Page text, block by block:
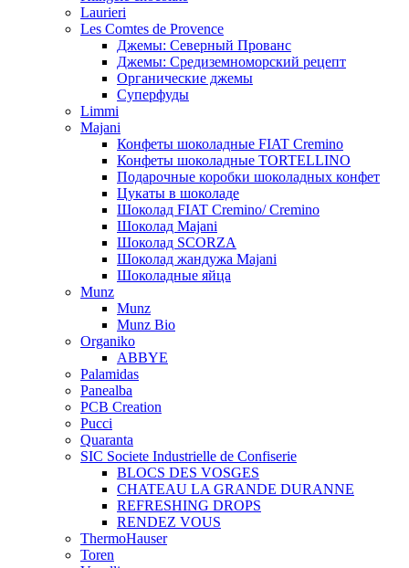
Laurieri
Les Comtes de Provence
Джемы: Северный Прованс
Джемы: Средиземноморский рецепт
Органические джемы
Суперфуды
Limmi
Majani
Конфеты шоколадные FIAT Cremino
Конфеты шоколадные TORTELLINO
Подарочные коробки шоколадных конфет
Цукаты в шоколаде
Шоколад FIAT Cremino/ Cremino
Шоколад Majani
Шоколад SCORZA
Шоколад жандужа Majani
Шоколадные яйца
Munz
Munz
Munz Bio
Organiko
ABBYE
Palamidas
Panealba
PCB Creation
Pucci
Quaranta
SIC Societe Industrielle de Confiserie
BLOCS DES VOSGES
CHATEAU LA GRANDE DURANNE
REFRESHING DROPS
RENDEZ VOUS
ThermoHauser
Toren